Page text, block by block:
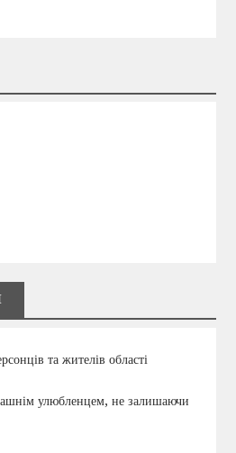
та жителів області
улюбленцем, не залишаючи